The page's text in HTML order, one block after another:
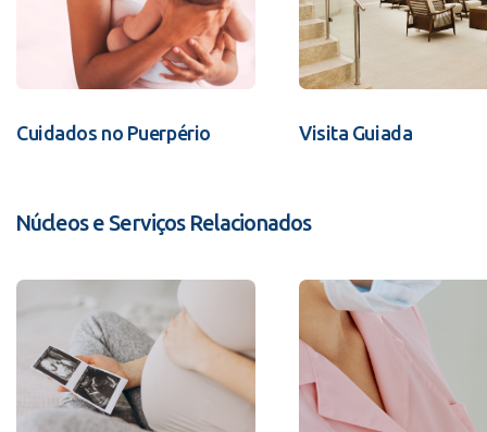
Cuidados no Puerpério Visita Guiada
Núcleos e Serviços Relacionados